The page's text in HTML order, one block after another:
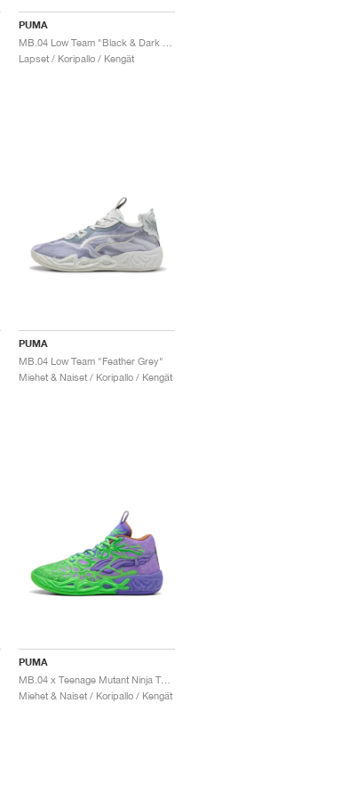
PUMA
Lapset / Koripallo / Kengät
PUMA
MB.04 Low Team "Feather Grey"
Miehet & Naiset / Koripallo / Kengät
PUMA
MB.04 x Teenage Mutant Ninja Turtles "Donatello & Raphael"
Miehet & Naiset / Koripallo / Kengät